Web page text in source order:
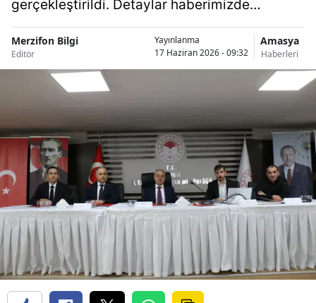
gerçekleştirildi. Detaylar haberimizde…
Merzifon Bilgi
Editör
Yayınlanma
17 Haziran 2026 - 09:32
Amasya
Haberleri